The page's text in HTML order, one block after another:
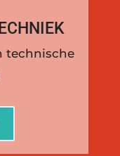
technische